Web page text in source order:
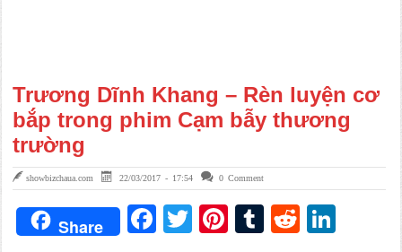
Trương Dĩnh Khang – Rèn luyện cơ
bắp trong phim Cạm bẫy thương
trường
showbizchaua.com 22/03/2017 - 17:54 0 Comment
Share Facebook
TwitterPinterest
TumblrReddit